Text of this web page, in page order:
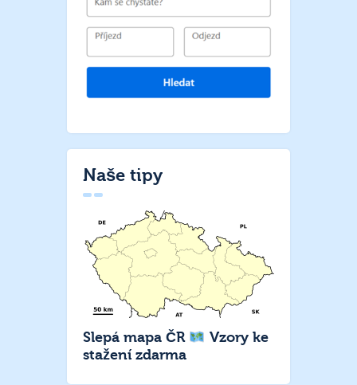
Naše tipy
Slepá mapa ČR
Vzory ke
stažení zdarma